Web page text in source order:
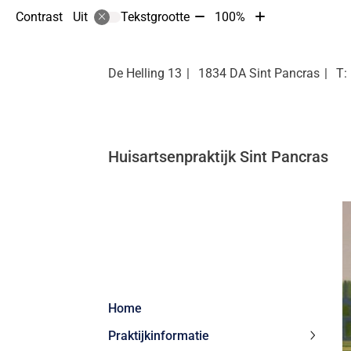
Contrast Uit Tekstgrootte Tekst
10%
100%
Tekst
10%
De Helling 13 1834 DA Sint Pancras
Huisartsenpraktijk Sint Pancras
Home
Praktijkinformatie